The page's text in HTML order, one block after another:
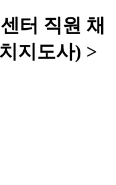
터 직원 채
지도사) >